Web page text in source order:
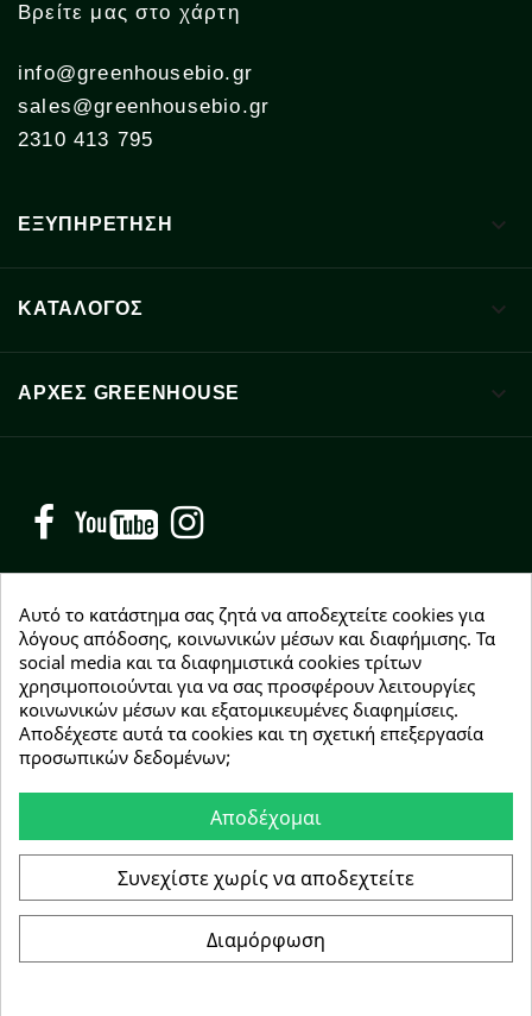
Βρείτε μας στο χάρτη
info@greenhousebio.gr
sales@greenhousebio.gr
2310 413 795
ΕΞΥΠΗΡΕΤΗΣΗ 
ΚΑΤΑΛΟΓΟΣ 
ΑΡΧΈΣ GREENHOUSE 
Facebook YouTube
NEWSLETTER
Εγγραφείτε δωρεάν και θα είστε οι πρώτοι που θα
λάβετε τα νέα μας γύρω από προσφορές, εκπτώσεις
και νέα προϊόντα.
Συμφωνώ με τουςόρους χρήσης
Copyright © 2026 Greenhousebio
Αυτό το κατάστημα σας ζητά να αποδεχτείτε cookies για
λόγους απόδοσης, κοινωνικών μέσων και διαφήμισης. Τα
social media και τα διαφημιστικά cookies τρίτων
χρησιμοποιούνται για να σας προσφέρουν λειτουργίες
κοινωνικών μέσων και εξατομικευμένες διαφημίσεις.
Αποδέχεστε αυτά τα cookies και τη σχετική επεξεργασία
προσωπικών δεδομένων;
Αποδέχομαι
Συνεχίστε χωρίς να αποδεχτείτε
Διαμόρφωση